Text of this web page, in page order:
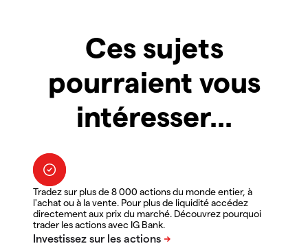
Ces sujets
pourraient vous
intéresser...
Tradez sur plus de 8 000 actions du monde entier, à
l'achat ou à la vente. Pour plus de liquidité accédez
directement aux prix du marché. Découvrez pourquoi
trader les actions avec IG Bank.